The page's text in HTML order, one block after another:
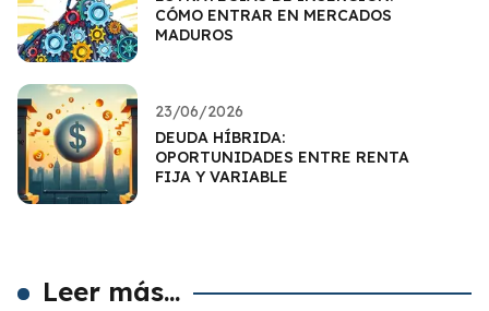
CÓMO ENTRAR EN MERCADOS
MADUROS
23/06/2026
DEUDA HÍBRIDA:
OPORTUNIDADES ENTRE RENTA
FIJA Y VARIABLE
Leer más...